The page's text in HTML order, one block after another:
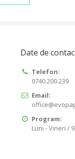
Date de
Telefon:
0740.200.239
Email:
Program:
Luni - Vineri /